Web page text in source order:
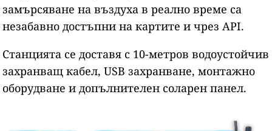
замърсяване на въздуха в реално време са
незабавно достъпни на картите и чрез API.
Станцията се доставя с 10-метров водоустойчив
захранващ кабел, USB захранване, монтажно
оборудване и допълнителен соларен панел.